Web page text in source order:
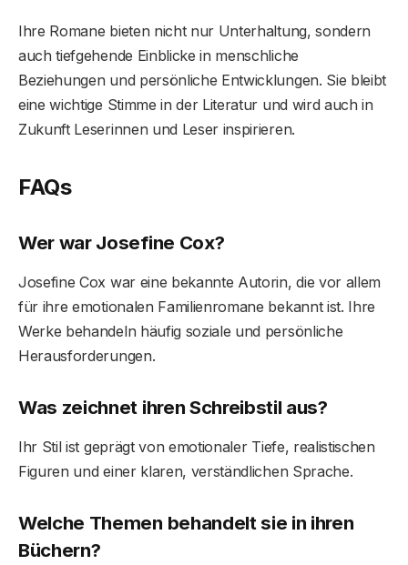
Ihre Romane bieten nicht nur Unterhaltung, sondern
auch tiefgehende Einblicke in menschliche
Beziehungen und persönliche Entwicklungen. Sie bleibt
eine wichtige Stimme in der Literatur und wird auch in
Zukunft Leserinnen und Leser inspirieren.
FAQs
Wer war Josefine Cox?
Josefine Cox war eine bekannte Autorin, die vor allem
für ihre emotionalen Familienromane bekannt ist. Ihre
Werke behandeln häufig soziale und persönliche
Herausforderungen.
Was zeichnet ihren Schreibstil aus?
Ihr Stil ist geprägt von emotionaler Tiefe, realistischen
Figuren und einer klaren, verständlichen Sprache.
Welche Themen behandelt sie in ihren
Büchern?